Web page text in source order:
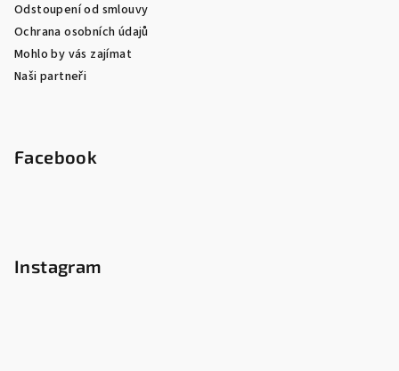
Odstoupení od smlouvy
Ochrana osobních údajů
Mohlo by vás zajímat
Naši partneři
Facebook
Instagram